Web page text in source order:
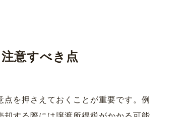
意すべき点
を押さえておくことが重要です。例